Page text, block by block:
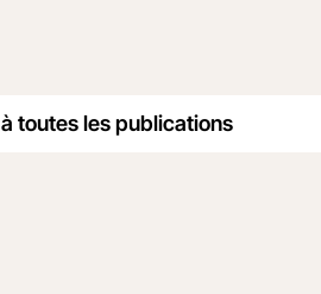
toutes les publications